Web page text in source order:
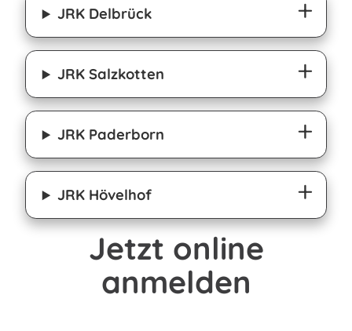
JRK Delbrück
JRK Salzkotten
JRK Paderborn
JRK Hövelhof
Jetzt online
anmelden